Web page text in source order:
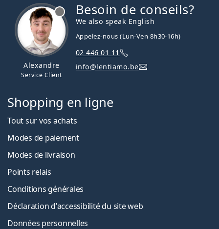
Alexandre
Service Client
Besoin de conseils?
We also speak English
Appelez-nous (Lun-Ven 8h30-16h)
02 446 01 11
info@lentiamo.be
Shopping en ligne
Tout sur vos achats
Modes de paiement
Modes de livraison
Points relais
Conditions générales
Déclaration d'accessibilité du site web
Données personnelles